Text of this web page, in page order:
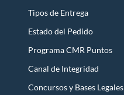
Tipos de Entrega
Estado del Pedido
Programa CMR Puntos
Canal de Integridad
Concursos y Bases Legales